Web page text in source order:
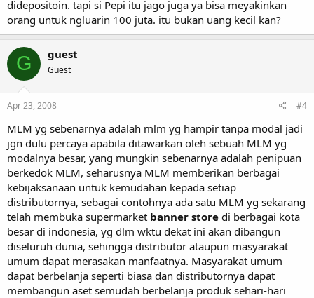
didepositoin. tapi si Pepi itu jago juga ya bisa meyakinkan
orang untuk ngluarin 100 juta. itu bukan uang kecil kan?
G guest
Guest
Apr 23, 2008 #4
MLM yg sebenarnya adalah mlm yg hampir tanpa modal jadi
jgn dulu percaya apabila ditawarkan oleh sebuah MLM yg
modalnya besar, yang mungkin sebenarnya adalah penipuan
berkedok MLM, seharusnya MLM memberikan berbagai
kebijaksanaan untuk kemudahan kepada setiap
distributornya, sebagai contohnya ada satu MLM yg sekarang
telah membuka supermarket banner store di berbagai kota
besar di indonesia, yg dlm wktu dekat ini akan dibangun
diseluruh dunia, sehingga distributor ataupun masyarakat
umum dapat merasakan manfaatnya. Masyarakat umum
dapat berbelanja seperti biasa dan distributornya dapat
membangun aset semudah berbelanja produk sehari-hari